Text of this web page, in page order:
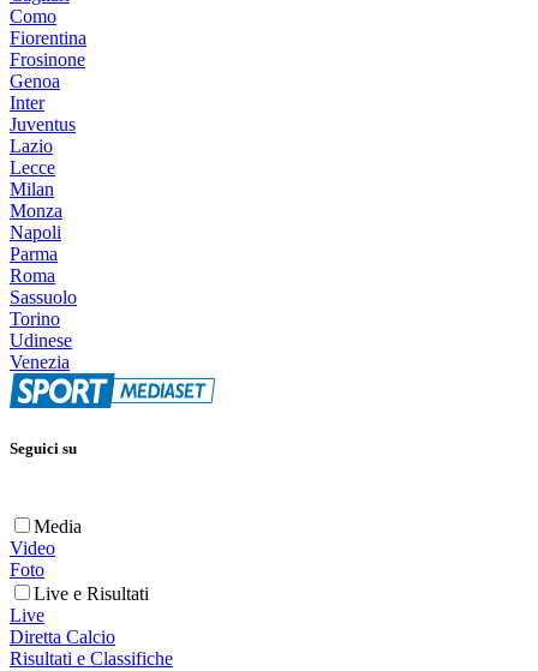
Como
Fiorentina
Frosinone
Genoa
Inter
Juventus
Lazio
Lecce
Milan
Monza
Napoli
Parma
Roma
Sassuolo
Torino
Udinese
Venezia
Seguici su
Media
Video
Foto
Live e Risultati
Live
Diretta Calcio
Risultati e Classifiche